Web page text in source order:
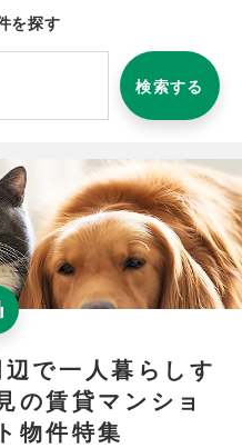
を探す
検索する
で一人暮らしす
の賃貸マンショ
物件特集